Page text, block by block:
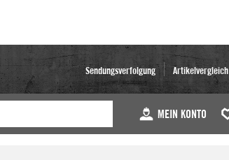
Sendungsverfolgung Artikelvergleich
MEIN KONTO